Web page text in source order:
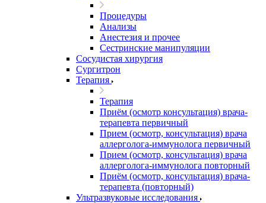
Процедуры
Анализы
Анестезия и прочее
Сестринские манипуляции
Сосудистая хирургия
Сургитрон
Терапия
Терапия
Приём (осмотр консультация) врача-
терапевта первичный
Прием (осмотр, консультация) врача
аллерголога-иммунолога первичный
Прием (осмотр, консультация) врача
аллерголога-иммунолога повторный
Приём (осмотр, консультация) врача-
терапевта (повторный)
Ультразвуковые исследования